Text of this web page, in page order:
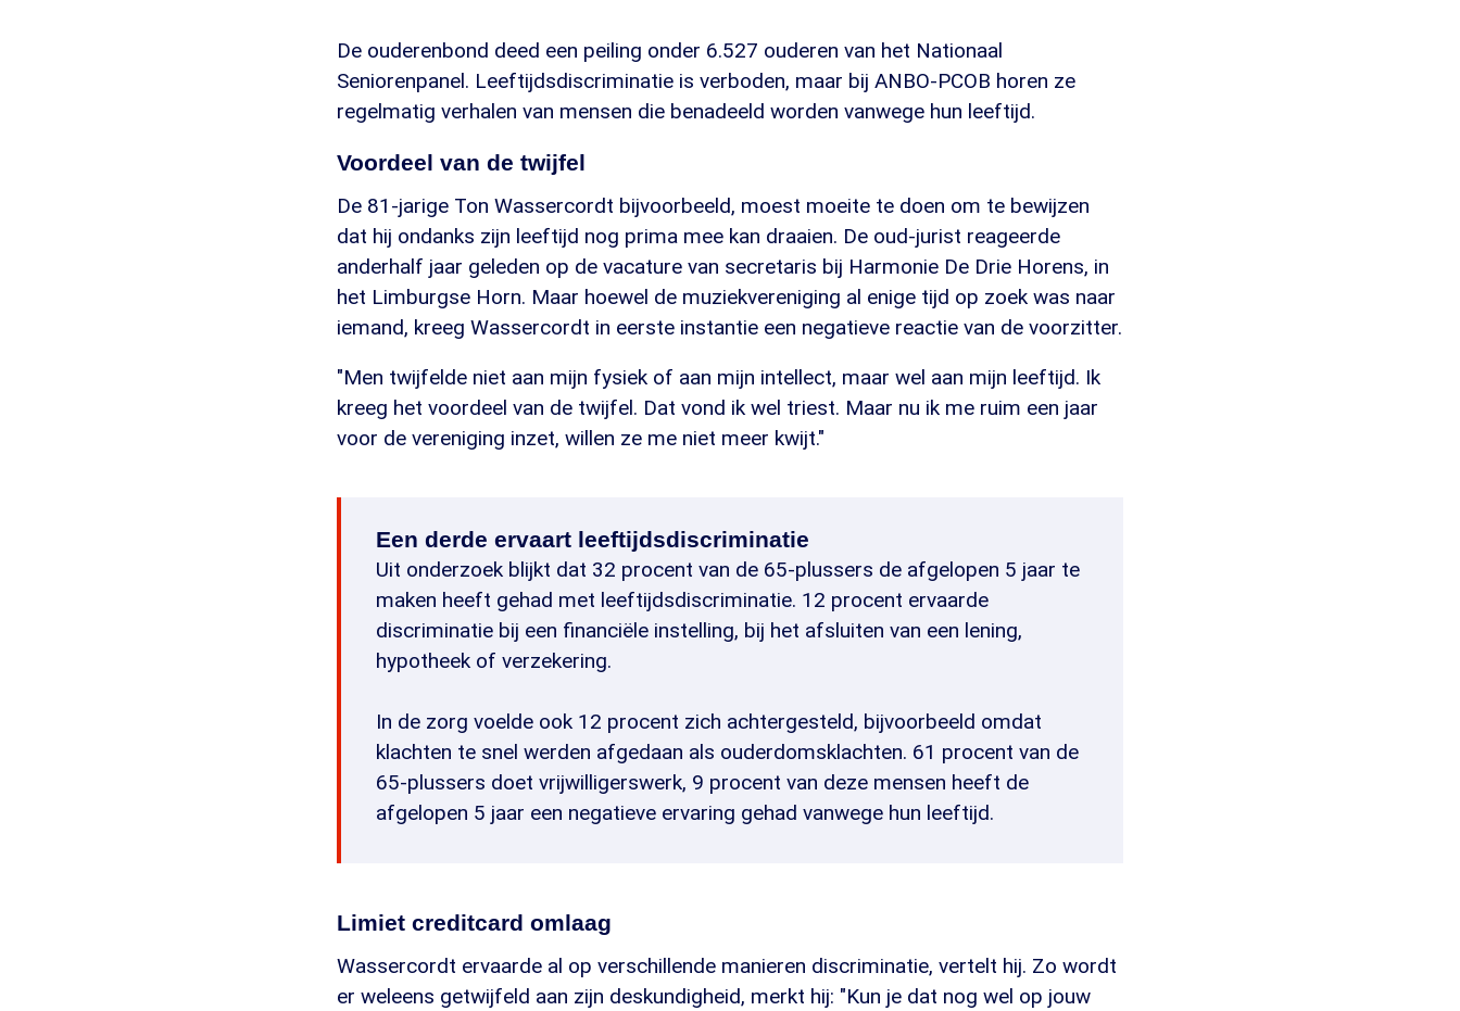
De ouderenbond deed een peiling onder 6.527 ouderen van het Nationaal
Seniorenpanel. Leeftijdsdiscriminatie is verboden, maar bij ANBO-PCOB horen ze
regelmatig verhalen van mensen die benadeeld worden vanwege hun leeftijd.
Voordeel van de twijfel
De 81-jarige Ton Wassercordt bijvoorbeeld, moest moeite te doen om te bewijzen
dat hij ondanks zijn leeftijd nog prima mee kan draaien. De oud-jurist reageerde
anderhalf jaar geleden op de vacature van secretaris bij Harmonie De Drie Horens, in
het Limburgse Horn. Maar hoewel de muziekvereniging al enige tijd op zoek was naar
iemand, kreeg Wassercordt in eerste instantie een negatieve reactie van de voorzitter.
"Men twijfelde niet aan mijn fysiek of aan mijn intellect, maar wel aan mijn leeftijd. Ik
kreeg het voordeel van de twijfel. Dat vond ik wel triest. Maar nu ik me ruim een jaar
voor de vereniging inzet, willen ze me niet meer kwijt."
Een derde ervaart leeftijdsdiscriminatie
Uit onderzoek blijkt dat 32 procent van de 65-plussers de afgelopen 5 jaar te
maken heeft gehad met leeftijdsdiscriminatie. 12 procent ervaarde
discriminatie bij een financiële instelling, bij het afsluiten van een lening,
hypotheek of verzekering.
In de zorg voelde ook 12 procent zich achtergesteld, bijvoorbeeld omdat
klachten te snel werden afgedaan als ouderdomsklachten. 61 procent van de
65-plussers doet vrijwilligerswerk, 9 procent van deze mensen heeft de
afgelopen 5 jaar een negatieve ervaring gehad vanwege hun leeftijd.
Limiet creditcard omlaag
Wassercordt ervaarde al op verschillende manieren discriminatie, vertelt hij. Zo wordt
er weleens getwijfeld aan zijn deskundigheid, merkt hij: "Kun je dat nog wel op jouw